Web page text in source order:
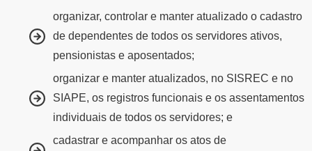
organizar, controlar e manter atualizado o cadastro
de dependentes de todos os servidores ativos,
pensionistas e aposentados;
organizar e manter atualizados, no SISREC e no
SIAPE, os registros funcionais e os assentamentos
individuais de todos os servidores; e
cadastrar e acompanhar os atos de